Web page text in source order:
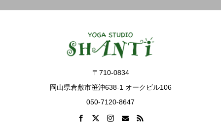
〒710-0834
岡山県倉敷市笹沖638-1 オークビル106
050-7120-8647